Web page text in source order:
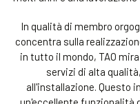
In qualità di membro
concentra sulla
in tutto il mondo, TAO
servizi di alta
all'installazione. Questo